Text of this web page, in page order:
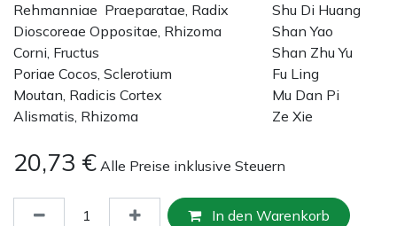
Rehmanniae Praeparatae, Radix
Shu Di Huang
Dioscoreae Oppositae, Rhizoma
Shan Yao
Corni, Fructus
Shan Zhu Yu
Poriae Cocos, Sclerotium
Fu Ling
Moutan, Radicis Cortex
Mu Dan Pi
Alismatis, Rhizoma
Ze Xie
20,73 € Alle Preise inklusive Steuern
In den Warenkorb